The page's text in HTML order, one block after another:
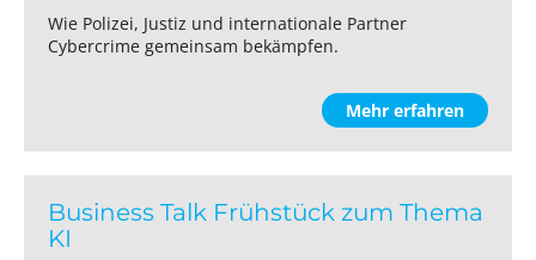
Wie Polizei, Justiz und internationale Partner
Cybercrime gemeinsam bekämpfen.
Mehr erfahren
Business Talk Frühstück zum Thema
KI